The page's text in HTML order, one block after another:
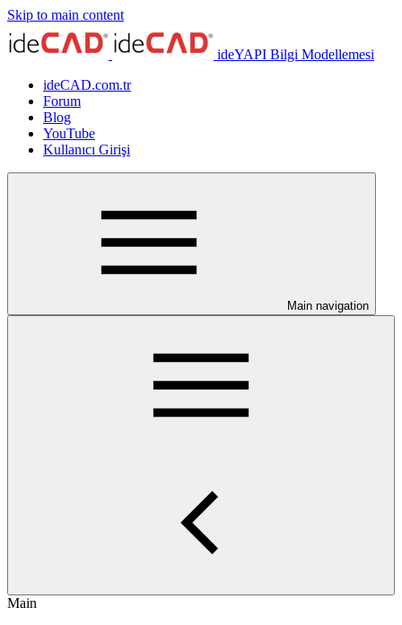
Skip to main content
ideYAPI Bilgi Modellemesi
ideCAD.com.tr
Forum
Blog
YouTube
Kullanıcı Girişi
Main navigation
Main